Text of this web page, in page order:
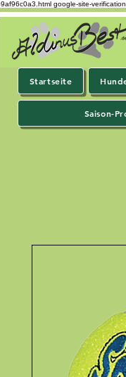
google-site-
Startseite
Saison-